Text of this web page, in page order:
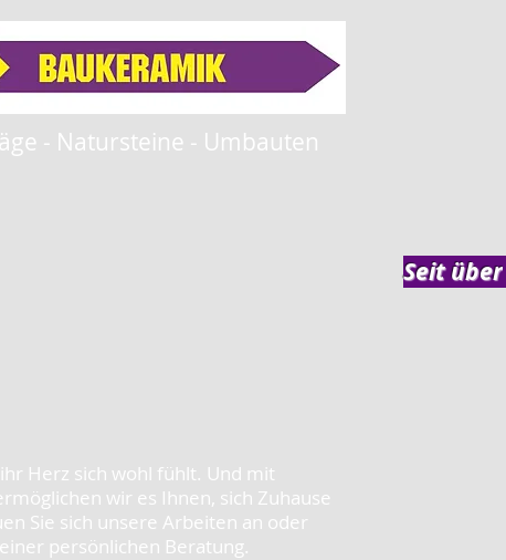
- Natursteine - Umbauten
Seit über
Herz sich wohl fühlt. Und mit
wir es Ihnen, sich Zuhause
Sie sich unsere Arbeiten an oder
persönlichen Beratung.